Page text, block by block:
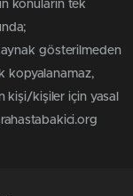
konuların tek
gösterilmeden
kopyalanamaz,
kişi/kişiler için yasal